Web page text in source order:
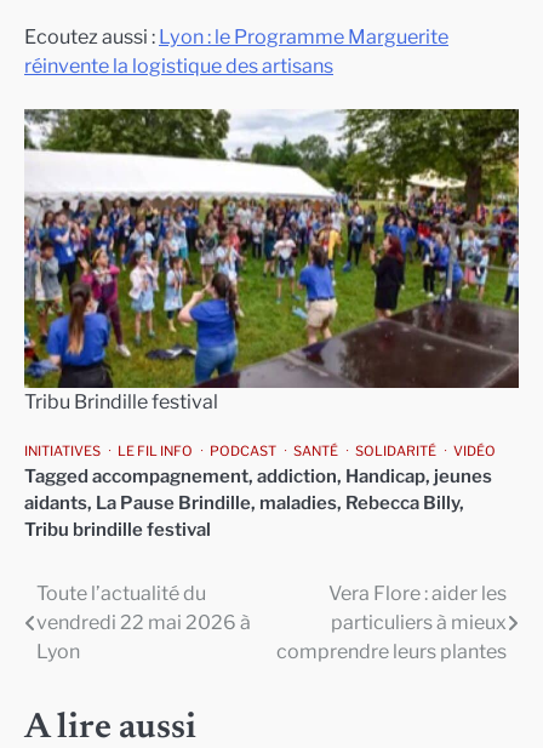
Ecoutez aussi : Lyon : le Programme Marguerite
réinvente la logistique des artisans
Tribu Brindille festival
INITIATIVES LE FIL INFO PODCAST SANTÉ SOLIDARITÉ VIDÉO
Tagged accompagnement, addiction, Handicap, jeunes
aidants, La Pause Brindille, maladies, Rebecca Billy,
Tribu brindille festival
Navigation
de
Toute l’actualité du
vendredi 22 mai 2026 à
Lyon
Vera Flore : aider les
particuliers à mieux
comprendre leurs plantes
A lire aussi